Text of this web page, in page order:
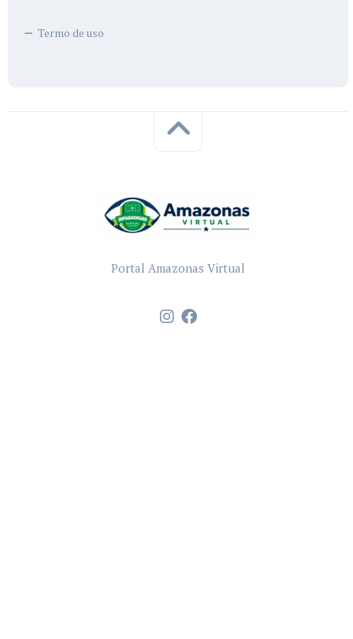
Termo de uso
Portal Amazonas Virtual